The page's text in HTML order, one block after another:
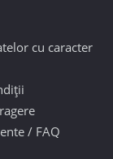
cu caracter
/ FAQ